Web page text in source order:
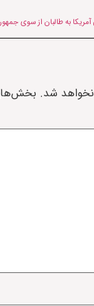
به طالبان از سوی
شد.